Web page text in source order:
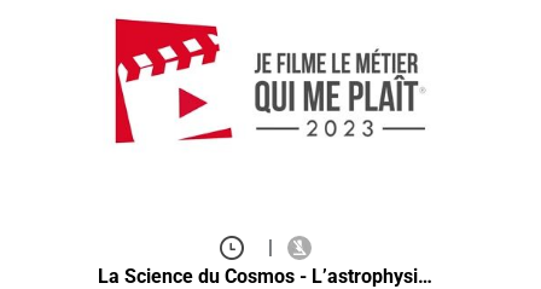
|
La Science du Cosmos - L’astrophysi…